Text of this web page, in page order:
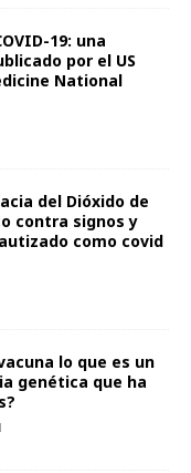
19: una
por el US
National
del Dióxido de
contra signos y
como covid
lo que es un
genética que ha